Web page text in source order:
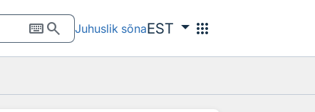
keyboardsearch Juhuslik sõnaEST apps